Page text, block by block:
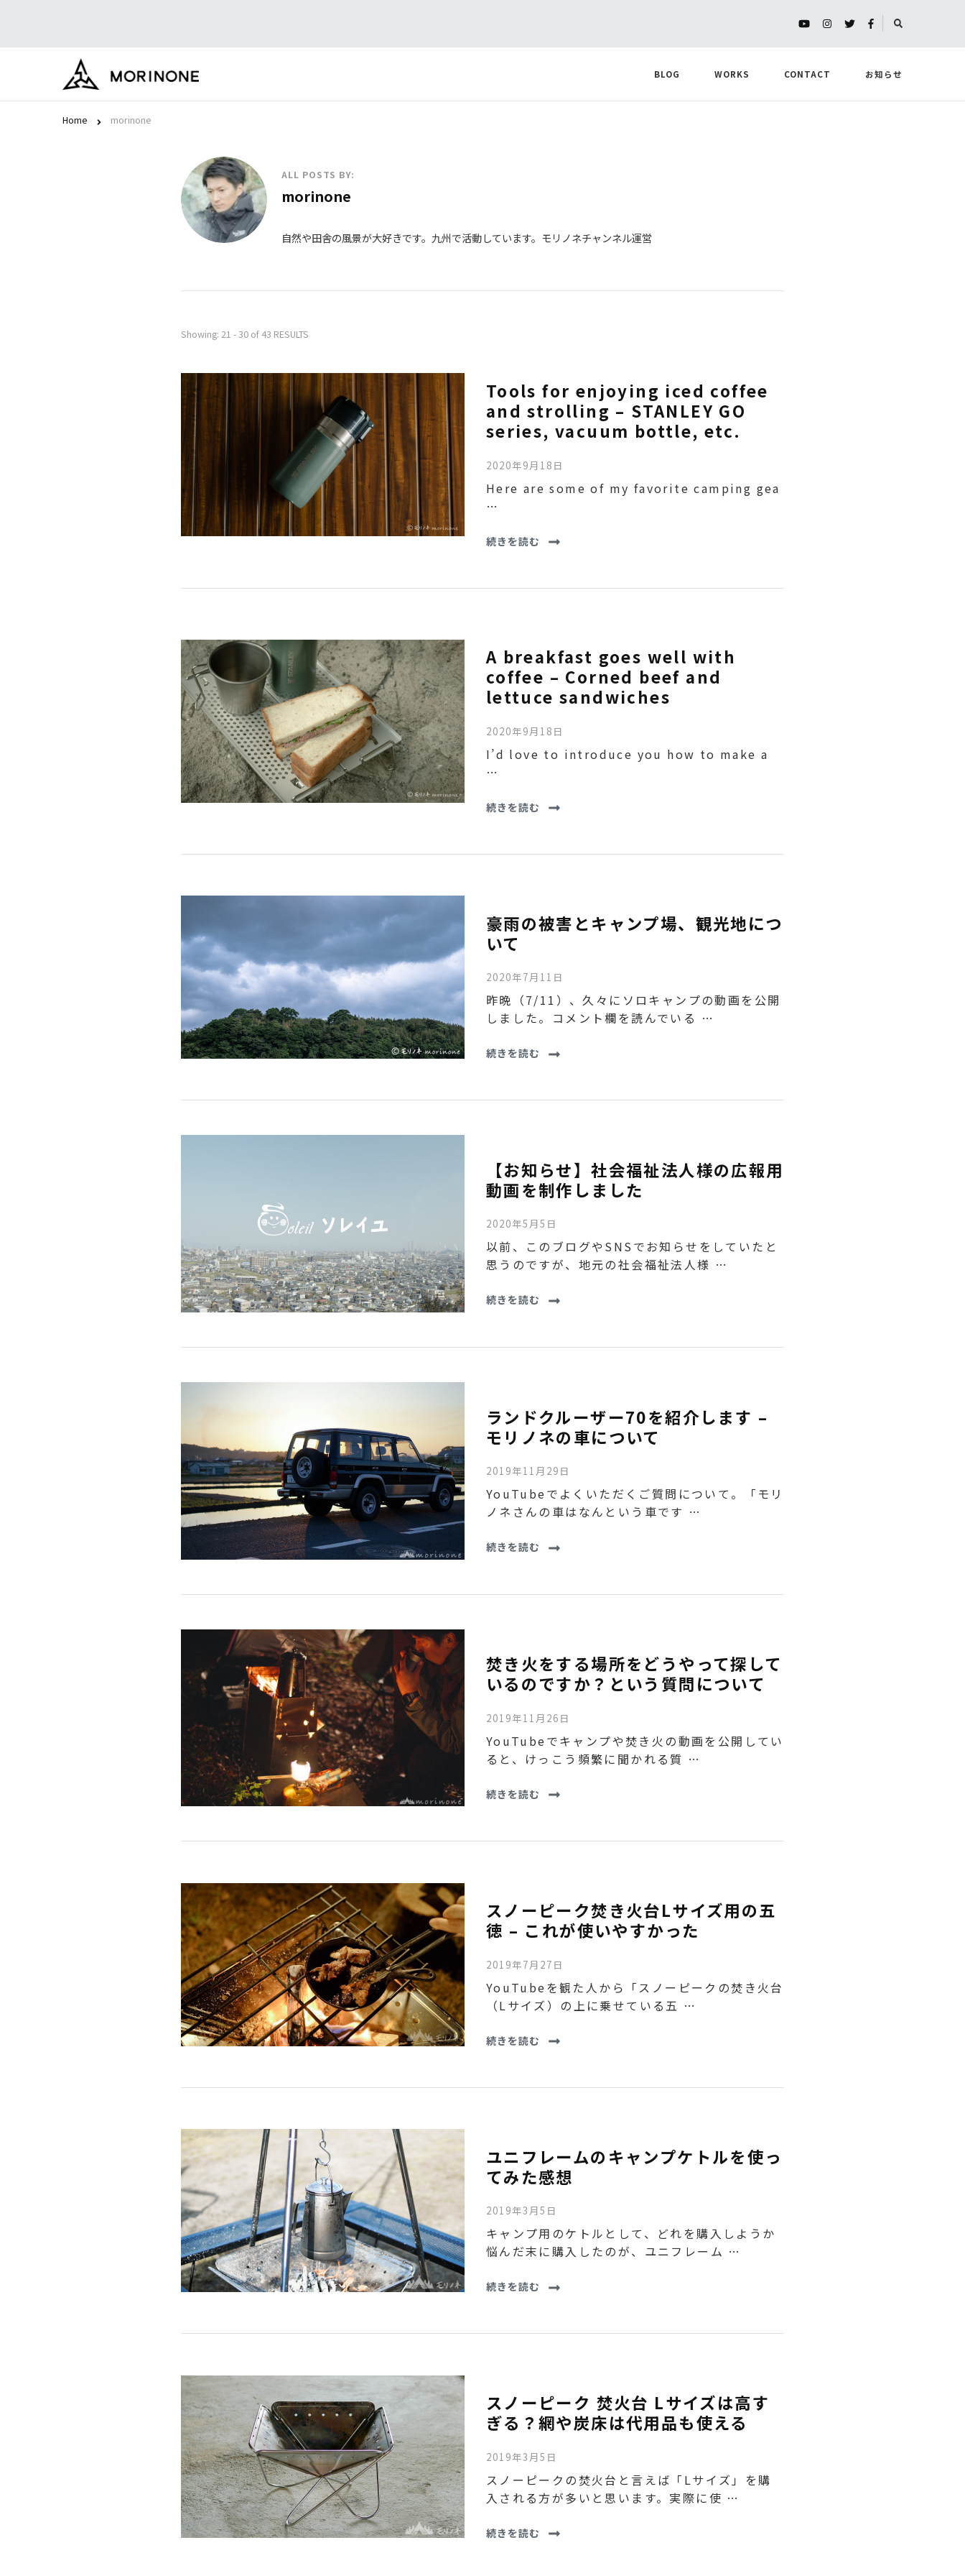
BLOG WORKS CONTACT お知らせ
Home morinone
ALL POSTS BY:
morinone
自然や田舎の風景が大好きです。九州で活動しています。モリノネチャンネル運営
Showing: 21 - 30 of 43 RESULTS
Tools for enjoying iced coffee
and strolling – STANLEY GO
series, vacuum bottle, etc.
2020年9月18日
Here are some of my favorite camping gea
…
続きを読む
A breakfast goes well with
coffee – Corned beef and
lettuce sandwiches
2020年9月18日
I’d love to introduce you how to make a
…
続きを読む
豪雨の被害とキャンプ場、観光地につ
いて
2020年7月11日
昨晩（7/11）、久々にソロキャンプの動画を公開
しました。コメント欄を読んでいる …
続きを読む
【お知らせ】社会福祉法人様の広報用
動画を制作しました
2020年5月5日
以前、このブログやSNSでお知らせをしていたと
思うのですが、地元の社会福祉法人様 …
続きを読む
ランドクルーザー70を紹介します –
モリノネの車について
2019年11月29日
YouTubeでよくいただくご質問について。「モリ
ノネさんの車はなんという車です …
続きを読む
焚き火をする場所をどうやって探して
いるのですか？という質問について
2019年11月26日
YouTubeでキャンプや焚き火の動画を公開してい
ると、けっこう頻繁に聞かれる質 …
続きを読む
スノーピーク焚き火台Lサイズ用の五
徳 – これが使いやすかった
2019年7月27日
YouTubeを観た人から「スノーピークの焚き火台
（Lサイズ）の上に乗せている五 …
続きを読む
ユニフレームのキャンプケトルを使っ
てみた感想
2019年3月5日
キャンプ用のケトルとして、どれを購入しようか
悩んだ末に購入したのが、ユニフレーム …
続きを読む
スノーピーク 焚火台 Lサイズは高す
ぎる？網や炭床は代用品も使える
2019年3月5日
スノーピークの焚火台と言えば「Lサイズ」を購
入される方が多いと思います。実際に使 …
続きを読む